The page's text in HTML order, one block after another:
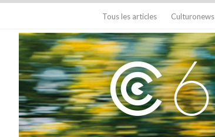
Tous les articles Culturonews